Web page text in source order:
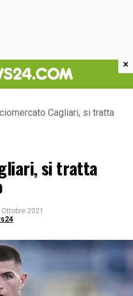
Cagliari, si tratta
si tratta
Ottobre 2021
×